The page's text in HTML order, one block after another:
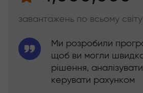
завантажень по всьому
Ми розробили
щоб ви могли
рішення,
керувати рахунком